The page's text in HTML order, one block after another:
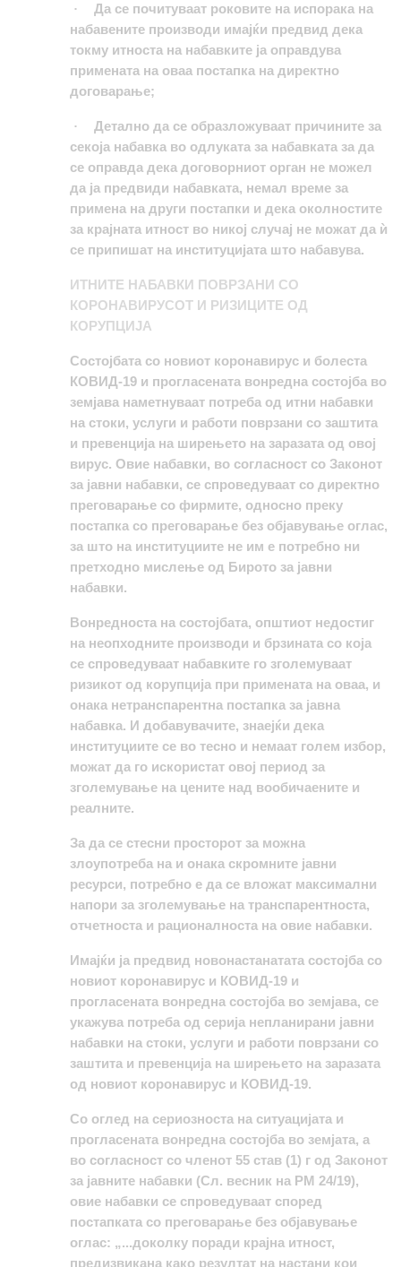
·
Да се почитуваат роковите на испорака на
набавените производи имајќи предвид дека
токму итноста на набавките ја оправдува
примената на оваа постапка на директно
договарање;
·
Детално да се образложуваат причините за
секоја набавка во одлуката за набавката за да
се оправда дека договорниот орган не можел
да ја предвиди набавката, немал време за
примена на други постапки и дека околностите
за крајната итност во никој случај не можат да ѝ
се припишат на институцијата што набавува.
ИТНИТЕ НАБАВКИ ПОВРЗАНИ СО
КОРОНАВИРУСОТ И РИЗИЦИТЕ ОД
КОРУПЦИЈА
Состојбата со новиот коронавирус и болеста
КОВИД-19 и прогласената вонредна состојба во
земјава наметнуваат потреба од итни набавки
на стоки, услуги и работи поврзани со заштита
и превенција на ширењето на заразата од овој
вирус. Овие набавки, во согласност со Законот
за јавни набавки, се спроведуваат со директно
преговарање со фирмите, односно преку
постапка со преговарање без објавување оглас,
за што на институциите не им е потребно ни
претходно мислење од Бирото за јавни
набавки.
Вонредноста на состојбата, општиот недостиг
на неопходните производи и брзината со која
се спроведуваат набавките го зголемуваат
ризикот од корупција при примената на оваа, и
онака нетранспарентна постапка за јавна
набавка. И добавувачите, знаејќи дека
институциите се во тесно и немаат голем избор,
можат да го искористат овој период за
зголемување на цените над вообичаените и
реалните.
За да се стесни просторот за можна
злоупотреба на и онака скромните јавни
ресурси, потребно е да се вложат максимални
напори за зголемување на транспарентноста,
отчетноста и рационалноста на овие набавки.
Имајќи ја предвид новонастанатата состојба со
новиот коронавирус и КОВИД-19 и
прогласената вонредна состојба во земјава, се
укажува потреба од серија непланирани јавни
набавки на стоки, услуги и работи поврзани со
заштита и превенција на ширењето на заразата
од новиот коронавирус и КОВИД-19.
Со оглед на сериозноста на ситуацијата и
прогласената вонредна состојба во земјата, а
во согласност со членот 55 став (1) г од Законот
за јавните набавки (Сл. весник на РМ 24/19),
овие набавки се спроведуваат според
постапката со преговарање без објавување
оглас: „...доколку поради крајна итност,
предизвикана како резултат на настани кои